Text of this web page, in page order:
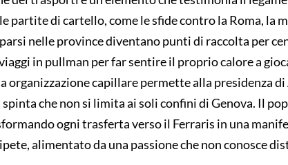
partite di cartello, come le sfide contro la Roma, la
nelle province diventano punti di raccolta per
in pullman per far sentire il proprio calore a
organizzazione capillare permette alla presidenza
spinta che non si limita ai soli confini di Genova. Il
ogni trasferta verso il Ferraris in una
alimentato da una passione che non conosce